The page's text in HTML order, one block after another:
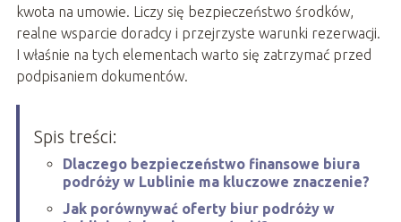
kwota na umowie. Liczy się bezpieczeństwo środków,
realne wsparcie doradcy i przejrzyste warunki rezerwacji.
I właśnie na tych elementach warto się zatrzymać przed
podpisaniem dokumentów.
Spis treści:
Dlaczego bezpieczeństwo finansowe biura
podróży w Lublinie ma kluczowe znaczenie?
Jak porównywać oferty biur podróży w